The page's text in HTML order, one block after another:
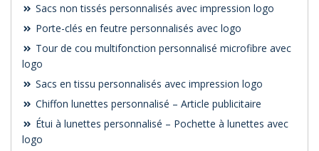
Sacs non tissés personnalisés avec impression logo
Porte-clés en feutre personnalisés avec logo
Tour de cou multifonction personnalisé microfibre avec
logo
Sacs en tissu personnalisés avec impression logo
Chiffon lunettes personnalisé – Article publicitaire
Étui à lunettes personnalisé – Pochette à lunettes avec
logo